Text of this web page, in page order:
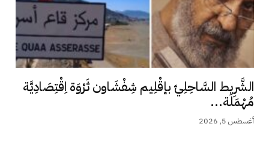
الشَّرِيط السَّاحِلِيّ بإقْلِيم شِفْشَاون ثَرْوَة اِقْتِصَادِيَّة
مُهْمَلَة...
أغسطس 5, 2026